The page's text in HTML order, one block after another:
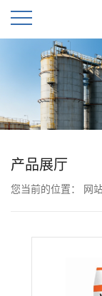
首
页
公
产品展厅
您当前的位置： 网